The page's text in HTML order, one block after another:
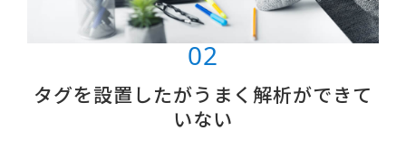
タグを設置したがうまく解析ができて
いない